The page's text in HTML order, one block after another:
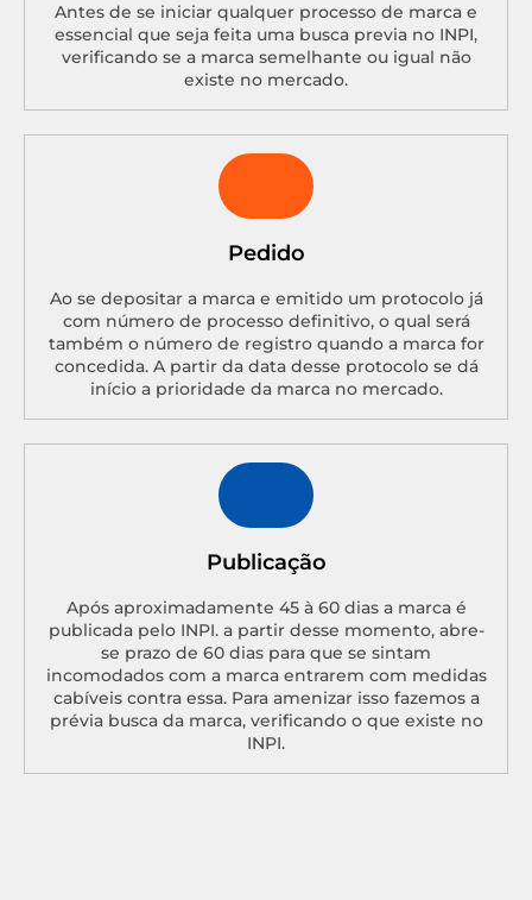
Antes de se iniciar qualquer processo de marca e
essencial que seja feita uma busca previa no INPI,
verificando se a marca semelhante ou igual não
existe no mercado.
Pedido
Ao se depositar a marca e emitido um protocolo já
com número de processo definitivo, o qual será
também o número de registro quando a marca for
concedida. A partir da data desse protocolo se dá
início a prioridade da marca no mercado.
Publicação
Após aproximadamente 45 à 60 dias a marca é
publicada pelo INPI. a partir desse momento, abre-
se prazo de 60 dias para que se sintam
incomodados com a marca entrarem com medidas
cabíveis contra essa. Para amenizar isso fazemos a
prévia busca da marca, verificando o que existe no
INPI.